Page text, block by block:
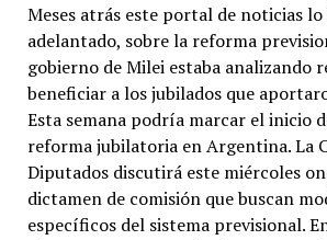
Meses atrás este portal de noticias
adelantado, sobre la reforma
gobierno de Milei estaba analizando
beneficiar a los jubilados que
Esta semana podría marcar el inicio
reforma jubilatoria en Argentina. La
Diputados discutirá este miércoles
dictamen de comisión que buscan
específicos del sistema previsional.